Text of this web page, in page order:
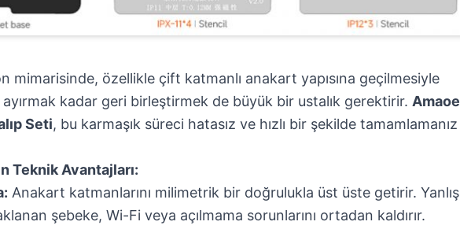
mimarisinde, özellikle çift katmanlı anakart yapısına geçilmesiyle
kadar geri birleştirmek de büyük bir ustalık gerektirir. Amaoe
Seti, bu karmaşık süreci hatasız ve hızlı bir şekilde tamamlamanız
Teknik Avantajları:
Anakart katmanlarını milimetrik bir doğrulukla üst üste getirir. Yanlış
şebeke, Wi-Fi veya açılmama sorunlarını ortadan kaldırır.